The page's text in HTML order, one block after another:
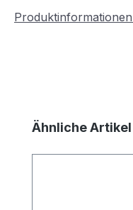
Produktgalerie
Ähnliche Artikel